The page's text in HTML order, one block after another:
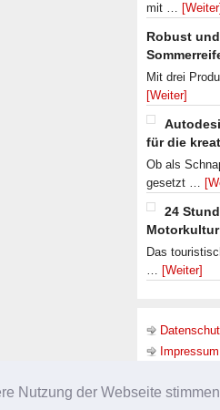
Nutzung der Webseite
mit … [Weiter]
Robust
Mit drei
[Weiter]
für die
Ob als
gesetzt …
24
Motorkultur
Das
… [Weiter]
Impressum
URHEBERRECHT © 2026 ·